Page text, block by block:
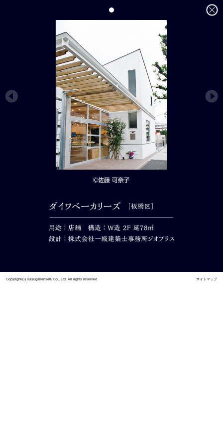
Copyright(C) Kasugakensetu Co., Ltd. All rights reserved サイトマップ